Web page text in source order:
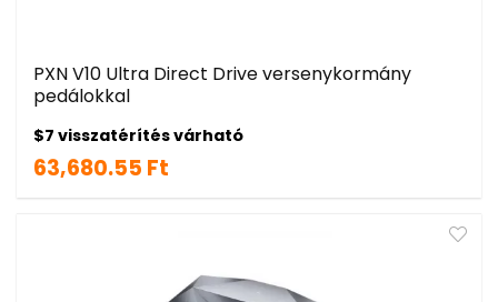
PXN V10 Ultra Direct Drive versenykormány
pedálokkal
$7 visszatérítés várható
63,680.55 Ft